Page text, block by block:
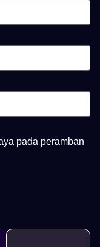
pada peramban